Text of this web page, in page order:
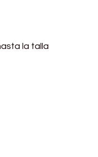
la talla